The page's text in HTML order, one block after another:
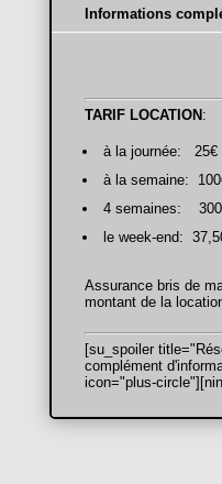
Informations
TARIF LOCATION :
à la journée: 25€
à la semaine:
4 semaines:
le week-end:
Assurance bris de
montant de la
[su_spoiler
complément
icon="plus-